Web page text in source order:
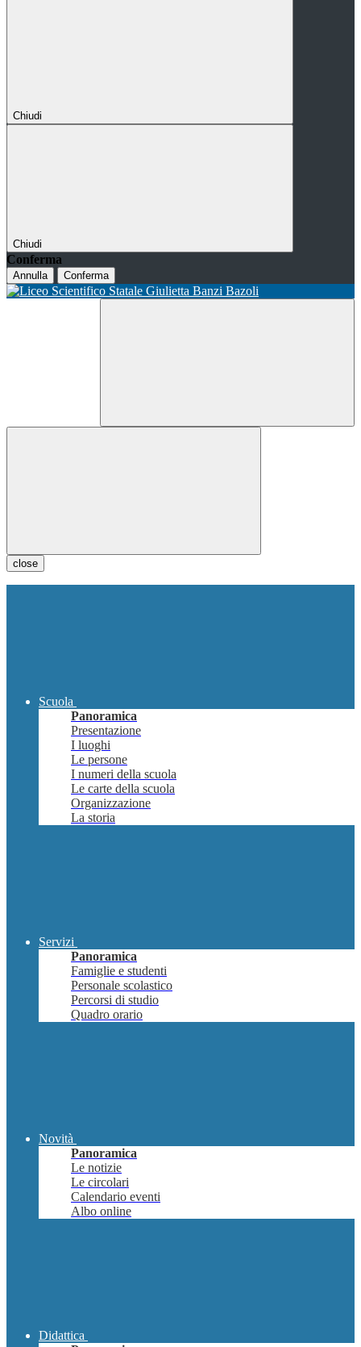
Chiudi
Chiudi
Conferma
Annulla Conferma
close
Scuola
Panoramica
Presentazione
I luoghi
Le persone
I numeri della scuola
Le carte della scuola
Organizzazione
La storia
Servizi
Panoramica
Famiglie e studenti
Personale scolastico
Percorsi di studio
Quadro orario
Novità
Panoramica
Le notizie
Le circolari
Calendario eventi
Albo online
Didattica